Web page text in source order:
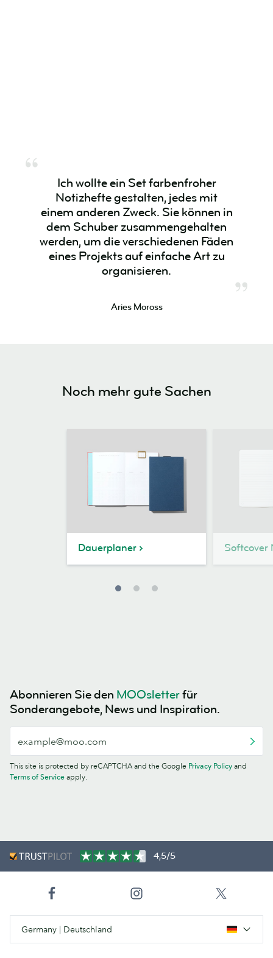
Ich wollte ein Set farbenfroher
Notizhefte gestalten, jedes mit
einem anderen Zweck. Sie können in
dem Schuber zusammengehalten
werden, um die verschiedenen Fäden
eines Projekts auf einfache Art zu
organisieren.
Aries Moross
Noch mehr gute Sachen
Dauerplaner Softcover
Abonnieren Sie den MOOsletterfür
Sonderangebote, News und Inspiration.
This site is protected by reCAPTCHA and the Google Privacy Policy and
Terms of Service apply.
4,5/5
Germany | Deutschland